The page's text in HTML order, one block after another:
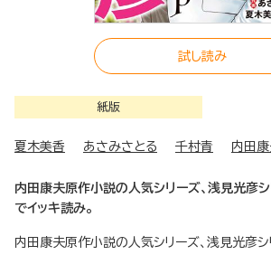
試し読み
紙版
夏木美香 あさみさとる 千村青 内田
内田康夫原作小説の人気シリーズ、浅見光彦
でイッキ読み。
内田康夫原作小説の人気シリーズ、浅見光彦